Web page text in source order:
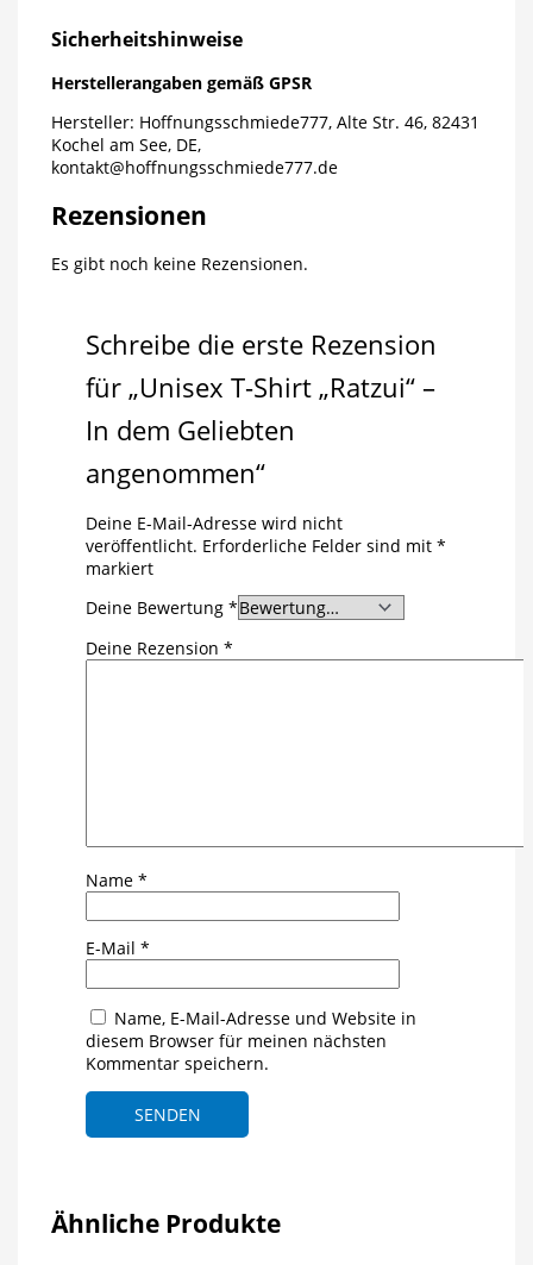
Sicherheitshinweise
Herstellerangaben gemäß GPSR
Hersteller: Hoffnungsschmiede777, Alte Str. 46, 82431
Kochel am See, DE,
kontakt@hoffnungsschmiede777.de
Rezensionen
Es gibt noch keine Rezensionen.
Schreibe die erste Rezension
für „Unisex T-Shirt „Ratzui“ –
In dem Geliebten
angenommen“
Deine E-Mail-Adresse wird nicht
veröffentlicht. Erforderliche Felder sind mit *
markiert
Deine Bewertung *
Deine Rezension *
Name *
E-Mail *
Name, E-Mail-Adresse und Website in
diesem Browser für meinen nächsten
Kommentar speichern.
Ähnliche Produkte